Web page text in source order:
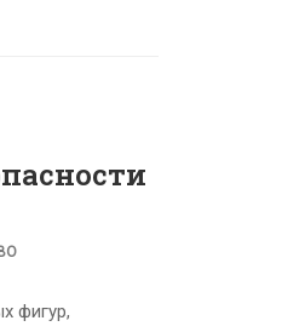
фигур,